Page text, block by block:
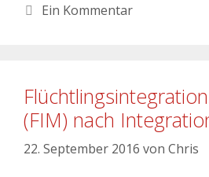
Ein Kommentar
(FIM) nach
22. September 2016 von Chris